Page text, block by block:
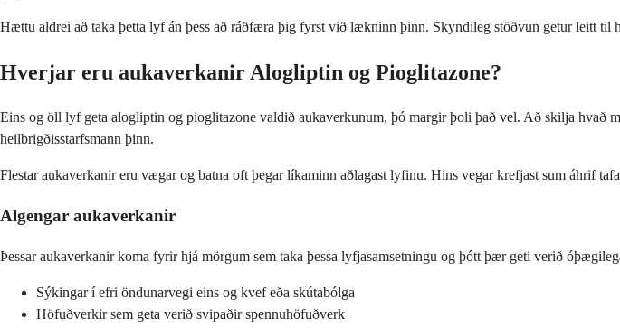
Hættu aldrei að taka þetta lyf án þess að ráðfæra þig fyrst við lækninn þinn. Skyndileg stöðvun getur leitt til
Hverjar eru aukaverkanir Alogliptin og Pioglitazone?
Eins og öll lyf geta alogliptin og pioglitazone valdið aukaverkunum, þó margir þoli það vel. Að skilja hvað
heilbrigðisstarfsmann þinn.
Flestar aukaverkanir eru vægar og batna oft þegar líkaminn aðlagast lyfinu. Hins vegar krefjast sum áhrif
Algengar aukaverkanir
Þessar aukaverkanir koma fyrir hjá mörgum sem taka þessa lyfjasamsetningu og þótt þær geti verið
Sýkingar í efri öndunarvegi eins og kvef eða skútabólga
Höfuðverkir sem geta verið svipaðir spennuhöfuðverk